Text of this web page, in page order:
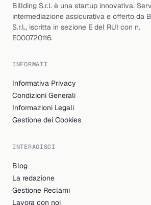
Billding S.r.l. è una startup innovativa.
intermediazione assicurativa e offerto da
S.r.l., iscritta in sezione E del RUI con n.
E000720116.
INFORMATI
Informativa Privacy
Condizioni Generali
Informazioni Legali
Gestione dei Cookies
INTERAGISCI
Blog
La redazione
Gestione Reclami
Lavora con noi